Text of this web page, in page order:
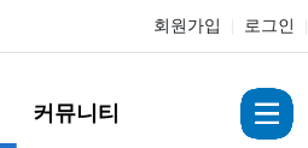
회원가입 로그인
커뮤니티